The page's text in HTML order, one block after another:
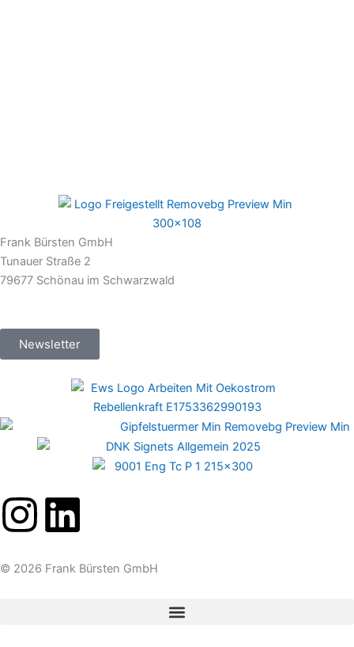
Frank Bürsten GmbH
Tunauer Straße 2
79677 Schönau im Schwarzwald
Newsletter
I
n
L
i
© 2026 Frank Bürsten GmbH